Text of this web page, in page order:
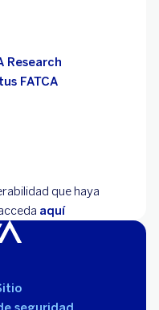
Research
FATCA
que haya
aquí